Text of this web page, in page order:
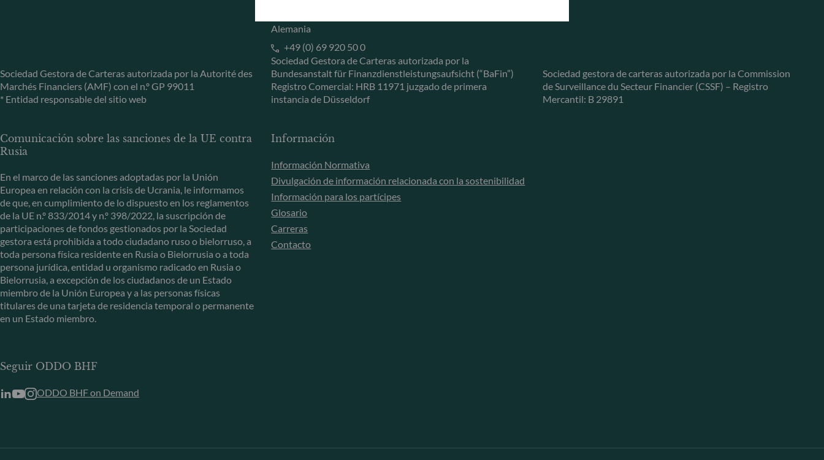
Sociedad Gestora de Carteras autorizada por la Autorité des
Marchés Financiers (AMF) con el n.º GP 99011
* Entidad responsable del sitio web
Alemania
+49 (0) 69 920 50 0
Sociedad Gestora de Carteras autorizada por la
Bundesanstalt für Finanzdienstleistungsaufsicht (“BaFin”)
Registro Comercial: HRB 11971 juzgado de primera
instancia de Düsseldorf
Sociedad gestora de carteras autorizada por la Commission
de Surveillance du Secteur Financier (CSSF) – Registro
Mercantil: B 29891
Comunicación sobre las sanciones de la UE contra
Rusia
En el marco de las sanciones adoptadas por la Unión
Europea en relación con la crisis de Ucrania, le informamos
de que, en cumplimiento de lo dispuesto en los reglamentos
de la UE n.º 833/2014 y n.º 398/2022, la suscripción de
participaciones de fondos gestionados por la Sociedad
gestora está prohibida a todo ciudadano ruso o bielorruso, a
toda persona física residente en Rusia o Bielorrusia o a toda
persona jurídica, entidad u organismo radicado en Rusia o
Bielorrusia, a excepción de los ciudadanos de un Estado
miembro de la Unión Europea y a las personas físicas
titulares de una tarjeta de residencia temporal o permanente
en un Estado miembro.
Información
Información Normativa
Divulgación de información relacionada con la sostenibilidad
Información para los partícipes
Glosario
Carreras
Contacto
Seguir ODDO BHF
ODDO BHF on Demand